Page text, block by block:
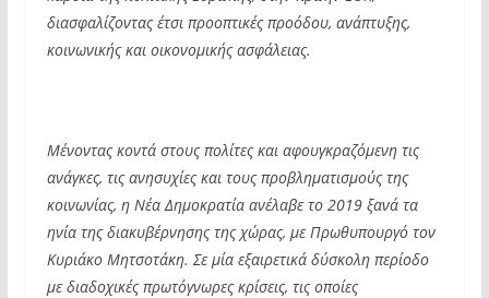
διασφαλίζοντας έτσι προοπτικές προόδου, ανάπτυξης,
κοινωνικής και οικονομικής ασφάλειας.
Μένοντας κοντά στους πολίτες και αφουγκραζόμενη τις
ανάγκες, τις ανησυχίες και τους προβληματισμούς της
κοινωνίας, η Νέα Δημοκρατία ανέλαβε το 2019 ξανά τα
ηνία της διακυβέρνησης της χώρας, με Πρωθυπουργό τον
Κυριάκο Μητσοτάκη. Σε μία εξαιρετικά δύσκολη περίοδο
με διαδοχικές πρωτόγνωρες κρίσεις, τις οποίες